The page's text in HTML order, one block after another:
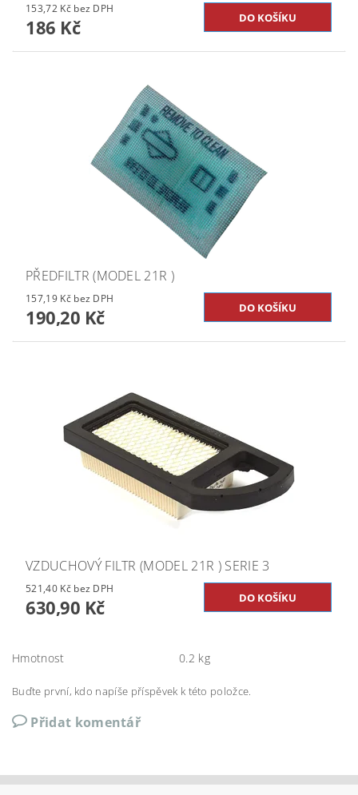
153,72 Kč bez DPH
186 Kč
PŘEDFILTR (MODEL 21R )
157,19 Kč bez DPH
190,20 Kč
VZDUCHOVÝ FILTR (MODEL 21R ) SERIE 3
521,40 Kč bez DPH
630,90 Kč
Hmotnost 0.2 kg
Buďte první, kdo napíše příspěvek k této položce.
Přidat komentář